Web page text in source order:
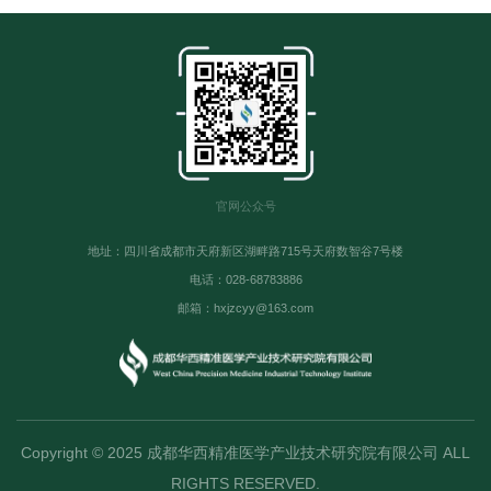
官网公众号
地址：四川省成都市天府新区湖畔路715号天府数智谷7号楼
电话：028-68783886
邮箱：hxjzcyy@163.com
Copyright © 2025 成都华西精准医学产业技术研究院有限公司 ALL
RIGHTS RESERVED.